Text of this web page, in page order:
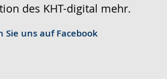
des KHT-digital mehr.
Sie uns auf Facebook